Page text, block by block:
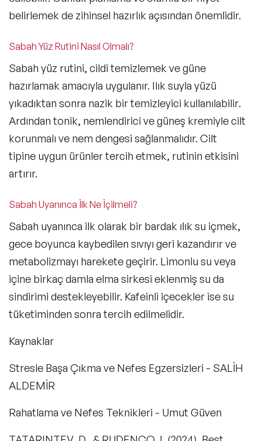
belirlemek de zihinsel hazırlık açısından önemlidir.
Sabah Yüz Rutini Nasıl Olmalı?
Sabah yüz rutini, cildi temizlemek ve güne
hazırlamak amacıyla uygulanır. Ilık suyla yüzü
yıkadıktan sonra nazik bir temizleyici kullanılabilir.
Ardından tonik, nemlendirici ve güneş kremiyle cilt
korunmalı ve nem dengesi sağlanmalıdır. Cilt
tipine uygun ürünler tercih etmek, rutinin etkisini
artırır.
Sabah Uyanınca İlk Ne İçilmeli?
Sabah uyanınca ilk olarak bir bardak ılık su içmek,
gece boyunca kaybedilen sıvıyı geri kazandırır ve
metabolizmayı harekete geçirir. Limonlu su veya
içine birkaç damla elma sirkesi eklenmiş su da
sindirimi destekleyebilir. Kafeinli içecekler ise su
tüketiminden sonra tercih edilmelidir.
Kaynaklar
Stresle Başa Çıkma ve Nefes Egzersizleri - SALİH
ALDEMİR
Rahatlama ve Nefes Teknikleri - Umut Güven